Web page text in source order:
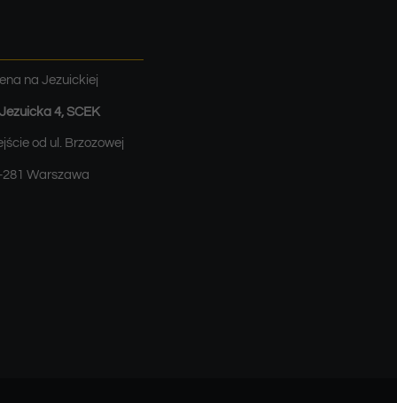
na Jezuickiej
4, SCEK
od ul. Brzozowej
281 Warszawa